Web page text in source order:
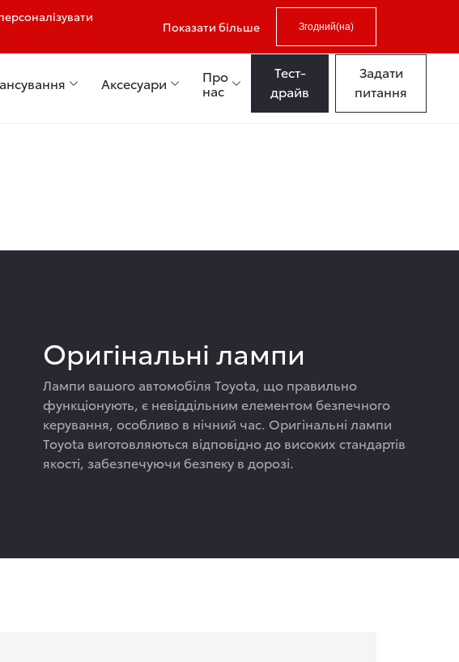
Показати більше Згодний(на)
Аксесуари Про
нас
Тест-
драйв
Задати
питання
Оригінальні лампи
Лампи вашого автомобіля Toyota, що правильно
функціонують, є невіддільним елементом безпечного
керування, особливо в нічний час. Оригінальні лампи
Toyota виготовляються відповідно до високих стандартів
якості, забезпечуючи безпеку в дорозі.